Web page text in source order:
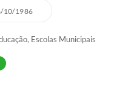
10/1986
Escolas Municipais